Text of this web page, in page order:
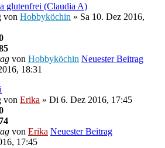
glutenfrei (Claudia A)
von Hobbyköchin » Sa 10. Dez 2016,
von Hobbyköchin Neuester Beitrag
18:31
von Erika » Di 6. Dez 2016, 17:45
von Erika Neuester Beitrag
17:45